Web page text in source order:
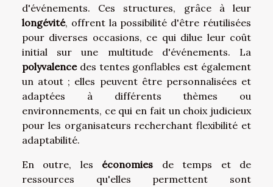
d'événements. Ces structures, grâce à leur
longévité, offrent la possibilité d'être réutilisées
pour diverses occasions, ce qui dilue leur coût
initial sur une multitude d'événements. La
polyvalencedes tentes gonflables est également
un atout ; elles peuvent être personnalisées et
adaptées à différents thèmes ou
environnements, ce qui en fait un choix judicieux
pour les organisateurs recherchant flexibilité et
adaptabilité.
En outre, les économies de temps et de
ressources qu'elles permettent sont